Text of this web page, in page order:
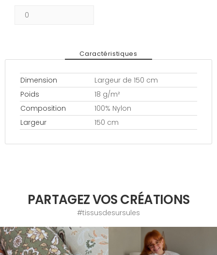
Caractéristiques
Dimension
Largeur de 150 cm
Poids
18 g/m²
Composition
100% Nylon
Largeur
150 cm
PARTAGEZ VOS CRÉATIONS
#tissusdesursules